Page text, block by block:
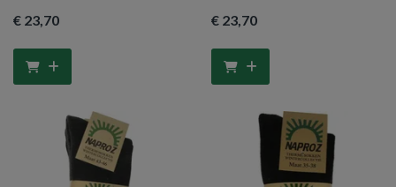
€ 23,70 € 23,70